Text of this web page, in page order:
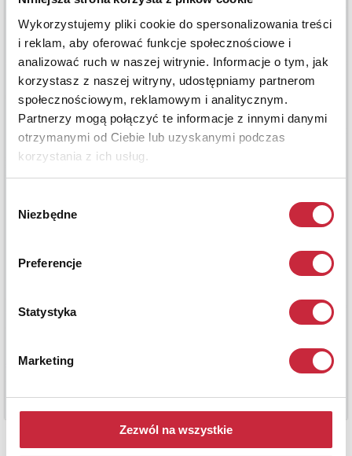
Wykorzystujemy pliki cookie do spersonalizowania treści
i reklam, aby oferować funkcje społecznościowe i
analizować ruch w naszej witrynie. Informacje o tym, jak
korzystasz z naszej witryny, udostępniamy partnerom
społecznościowym, reklamowym i analitycznym.
Partnerzy mogą połączyć te informacje z innymi danymi
otrzymanymi od Ciebie lub uzyskanymi podczas
korzystania z ich usług.
zgody
Niezbędne
Preferencje
Statystyka
Marketing
Zezwól na wszystkie